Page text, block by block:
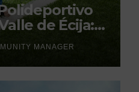
de Écija:
MANAGER